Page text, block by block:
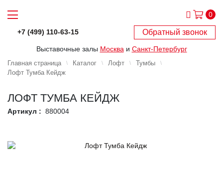
0
+7 (499) 110-63-15 Обратный звонок
Выставочные залы Москва и Санкт-Петербург
Главная страница Каталог Лофт
Тумбы
Лофт Тумба Кейдж
ЛОФТ ТУМБА КЕЙДЖ
Артикул : 880004